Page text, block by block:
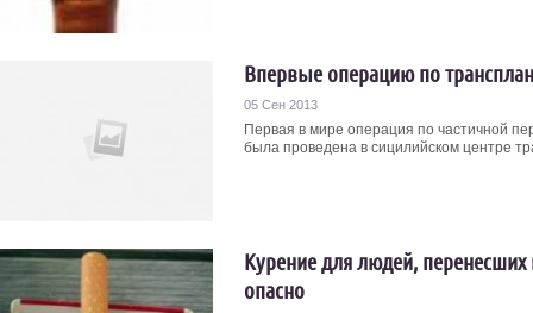
Впервые операцию по
05 Сен 2013
Первая в мире операция по частичной
была проведена в сицилийском центре
Курение для людей,
опасно